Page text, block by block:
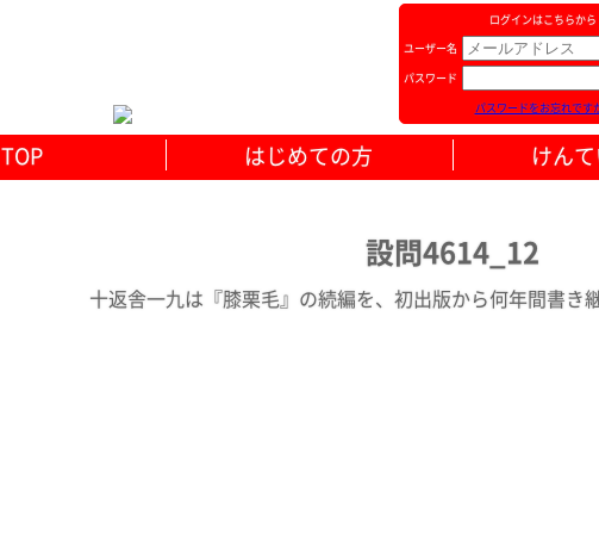
ログインはこちらから
ユーザー名
パスワード
パスワードをお忘れです
TOP はじめての方 けん
設問4614_12
十返舎一九は『膝栗毛』の続編を、初出版から何年間書き